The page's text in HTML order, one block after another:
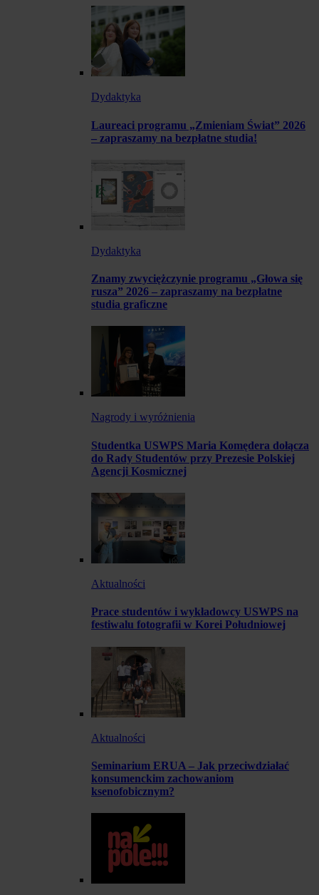
Dydaktyka
Laureaci programu „Zmieniam Świat” 2026
– zapraszamy na bezpłatne studia!
Dydaktyka
Znamy zwyciężczynie programu „Głowa się
rusza” 2026 – zapraszamy na bezpłatne
studia graficzne
Nagrody i wyróżnienia
Studentka USWPS Maria Komędera dołącza
do Rady Studentów przy Prezesie Polskiej
Agencji Kosmicznej
Aktualności
Prace studentów i wykładowcy USWPS na
festiwalu fotografii w Korei Południowej
Aktualności
Seminarium ERUA – Jak przeciwdziałać
konsumenckim zachowaniom
ksenofobicznym?